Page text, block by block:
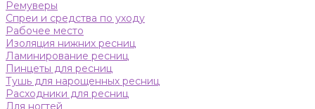
Ремуверы
Спреи и средства по уходу
Рабочее место
Изоляция нижних ресниц
Ламинирование ресниц
Пинцеты для ресниц
Тушь для нарощенных ресниц
Расходники для ресниц
Для ногтей